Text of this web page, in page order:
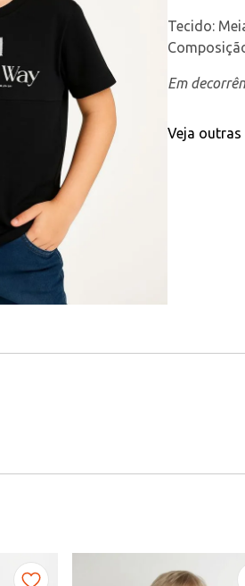
Tecido:
Em
Veja outras